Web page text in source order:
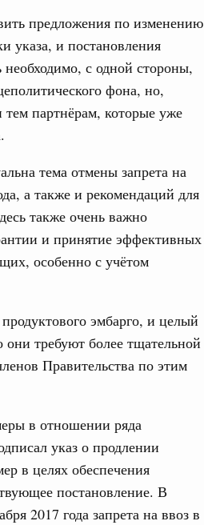
предложения по изменению
указа, и постановления
необходимо, с одной стороны,
фона, но,
партнёрам, которые уже
тема отмены запрета на
а также и рекомендаций для
также очень важно
и принятие эффективных
особенно с учётом
эмбарго, и целый
требуют более тщательной
Правительства по этим
в отношении ряда
указ о продлении
в целях обеспечения
постановление. В
2017 года запрета на ввоз в